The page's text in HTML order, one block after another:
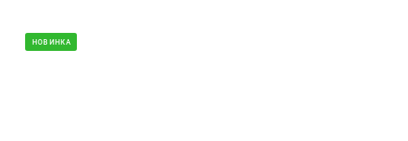
НОВИНКА